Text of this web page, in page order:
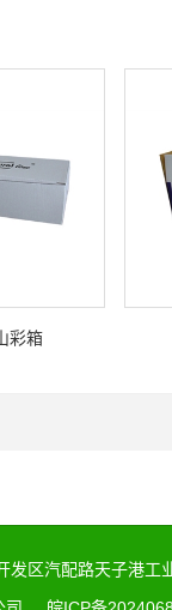
彩箱
发区汽配路天子港工